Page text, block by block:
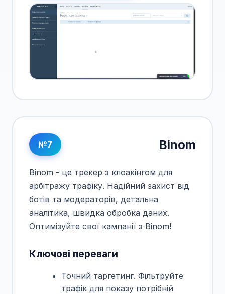
№7 Binom
Binom - це трекер з клоакінгом для
арбітражу трафіку. Надійний захист від
ботів та модераторів, детальна
аналітика, швидка обробка даних.
Оптимізуйте свої кампанії з Binom!
Ключові переваги
Точний таргетинг. Фільтруйте
трафік для показу потрібній